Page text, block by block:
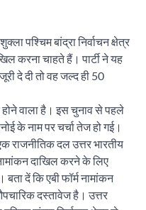
पश्चिम बांद्रा निर्वाचन क्षेत्र
करना चाहते हैं। पार्टी ने यह
दे दी तो वह जल्द ही 50
होने वाला है। इस चुनाव से पहले
के नाम पर चर्चा तेज हो गई।
दल उत्तर भारतीय
दाखिल करने के लिए
बता दें कि एबी फॉर्म नामांकन
दस्तावेज है। उत्तर